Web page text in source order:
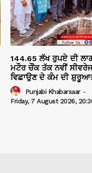
144.65 ਲੱਖ ਰੁਪਏ ਦੀ
ਮਟੌਰ ਚੌਂਕ ਤੱਕ ਨਵੀਂ
ਵਿਛਾਉਣ ਦੇ ਕੰਮ ਦੀ
Punjabi Khabarsaar -
Friday, 7 August 2026,